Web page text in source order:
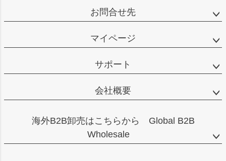
お問合せ先
マイページ
サポート
会社概要
海外B2B卸売はこちらから Global B2B
Wholesale